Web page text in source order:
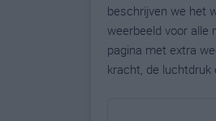
beschrijven we het
weerbeeld voor alle
pagina met extra
kracht, de luchtdruk